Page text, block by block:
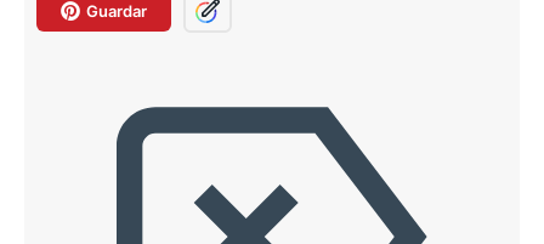
Guardar